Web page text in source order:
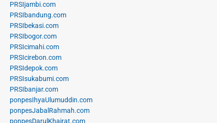
PRSIjambi.com
PRSIbandung.com
PRSIbekasi.com
PRSIbogor.com
PRSIcimahi.com
PRSIcirebon.com
PRSIdepok.com
PRSIsukabumi.com
PRSIbanjar.com
ponpesIhyaUlumuddin.com
ponpesJabalRahmah.com
ponpesDarulKhairat.com